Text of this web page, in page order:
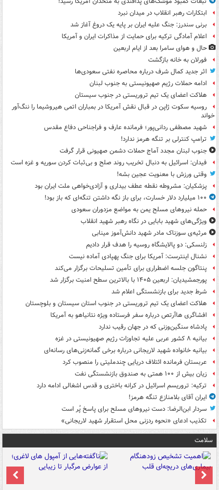
ابتکارات رهبر انقلاب در میدان نبرد
برنی سندرز: جنگ علیه ایران بر پایه یک دروغ آغاز شد
اعلام آمادگی ترکیه برای حمایت از مذاکرات ایران و آمریکا
حال و هوای سامرا بعد از ایام اربعین
فورلان به خانه بازگشت
اثر جدید کمال شرف درباره محاصره نفتی سعودی‌ها
ادامه حملات رژیم صهیونیستی به جنوب لبنان
هلاکت اعضای یک تیم تروریستی در جنوب سیستان
روسیه سکوت ژاپن در قبال نقش آمریکا در بمباران اتمی هیروشیما را ننگ‌آور
خواند
شهید مصطفی ردانی‌پور؛ فرمانده عارف و فراجناحی دفاع مقدس
ترامپ کنترلی بر تنگه هرمز ندارد!
جنوب لبنان مجدد آماج حملات دشمن صهیونی قرار گرفت
فیدان: اسرائیل به دنبال تخریب روند صلح و بی‌ثبات کردن سوریه و غزه است
وقتی ورزش با معنویت عجین بشه!
پزشکیان: مشروطه نقطه عطف بیداری و آزادی‌خواهی ملت ایران بود
۱۰۰ میلیارد دلار خسارت، برای باز نگه داشتن تنگه‌ای که باز بود!
حمله نیروهای مسلح یمن به مواضع مزدوران سعودی
ویژگی‌های شهید بابایی در نگاه رهبر شهید انقلاب
مرثیه‌ی سوزناک مادر شهید دانش‌آموز مینابی
زلنسکی: دو پالایشگاه روسیه را هدف قرار دادیم
نشنال اینترست: آمریکا برای جنگ پهپادی آماده نیست
پنتاگون جلسه اضطراری برای تأمین تسلیحات برگزار می‌کند
پورجمشیدیان: اربعین ۱۴۰۵ با بالاترین سطح امنیت برگزار شد
شرط جدید برای بازنشستگی اعلام شد
هلاکت اعضای یک تیم تروریستی در جنوب استان سیستان و بلوچستان
افشاگری هاآرتص درباره سفر فرستاده ویژه نتانیاهو به آمریکا
پادشاه سنگین‌وزنی که در جهان رقیب ندارد
بیانیه ۸ کشور عربی علیه تجاوزات رژیم صهیونیستی در غزه
بیانیه خانواده شهید لاریجانی درباره برخی گمانه‌زنی‌های رسانه‌ای
عربستان فرمانده ائتلاف دریایی چندملیتی را منصوب کرد
زیان بیش از ۱۰۰ همتی به صندوق‌ بازنشستگی نفت
ترکیه: تروریسم اسرائیل در کرانه باختری و قدس اشغالی ادامه دارد
ایران آقای بلامنازع تنگه هرمز!
سردار ابن‌الرضا: دست نیروهای مسلح برای پاسخ پُر است
تکذیب ادعای «نحوه ردزنی محل استقرار شهید لاریجانی»
سلامت